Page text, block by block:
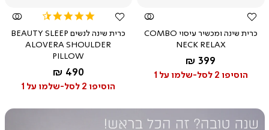
כרית שינה ומכשיר עיסוי COMBO
NECK RELAX
החל מ-
399 ₪
הוסיפו 2 לסל-שלמו על 1
rating
כרית שינה לנשים BEAUTY SLEEP
ALOVERA SHOULDER
PILLOW
החל מ-
490 ₪
הוסיפו 2 לסל-שלמו על 1
|
באנר